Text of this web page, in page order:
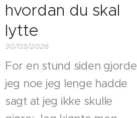
hvordan du skal
lytte
30/03/2026
For en stund siden gjorde
jeg noe jeg lenge hadde
sagt at jeg ikke skulle